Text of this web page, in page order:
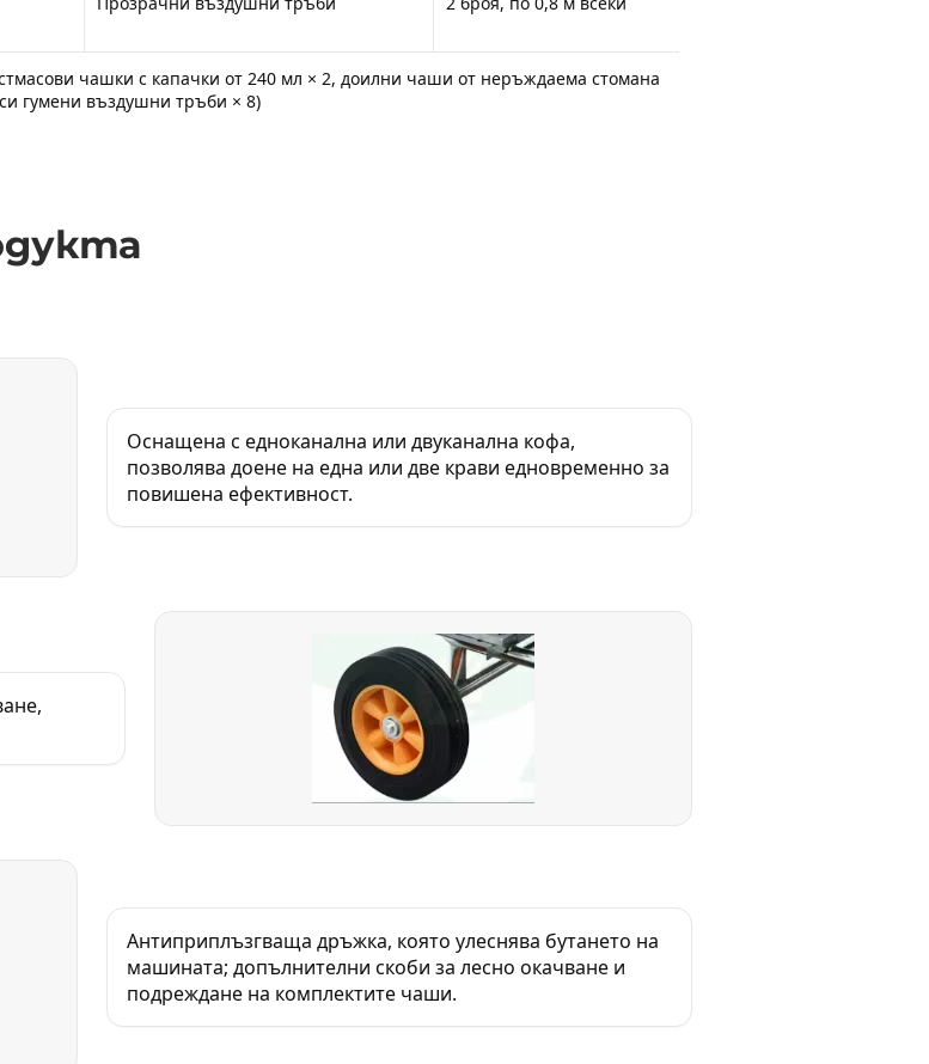
чашки с капачки от 240 мл × 2, доилни чаши от неръждаема стомана
гумени въздушни тръби × 8)
Оснащена с едноканална или двуканална кофа,
позволява доене на една или две крави едновременно за
повишена ефективност.
Антиприплъзгваща дръжка, която улеснява бутането на
машината; допълнителни скоби за лесно окачване и
подреждане на комплектите чаши.